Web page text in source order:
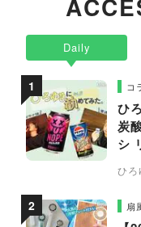
Daily
コ
ひ
炭
シ
ひ
扇